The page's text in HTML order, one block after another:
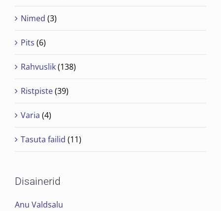
Nimed (3)
Pits (6)
Rahvuslik(138)
Ristpiste(39)
Varia (4)
Tasuta failid (11)
Disainerid
Anu Valdsalu